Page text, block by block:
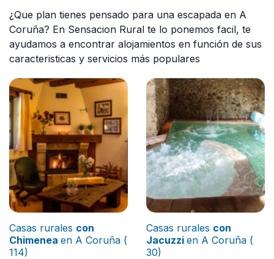
¿Que plan tienes pensado para una escapada en A
Coruña? En Sensacion Rural te lo ponemos facil, te
ayudamos a encontrar alojamientos en función de sus
caracteristicas y servicios más populares
Casas rurales con
Chimenea en A Coruña (
114)
Casas rurales con
Jacuzzi en A Coruña (
30)